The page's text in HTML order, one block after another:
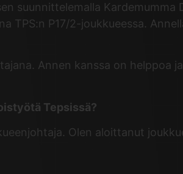
suunnittelemalla
TPS:n P17/2-joukkueessa.
Annen kanssa on helppoa
Tepsissä?
Olen aloittanut